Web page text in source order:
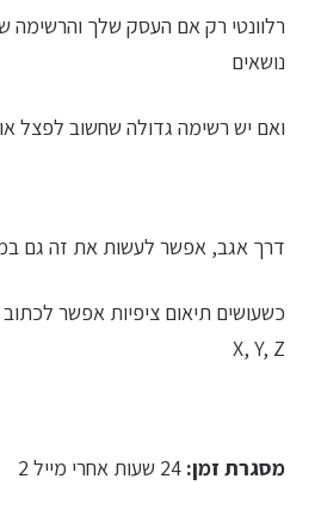
רלוונטי רק אם העסק שלך והרשימה
נושאים
ואם יש רשימה גדולה שחשוב לפצל
דרך אגב, אפשר לעשות את זה גם
כשעושים תיאום ציפיות אפשר לכתוב
X, Y, Z
מסגרת זמן: